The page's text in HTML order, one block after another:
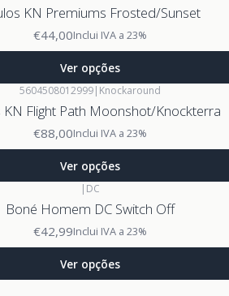
KN Premiums Frosted/Sunset
€44,00Inclui IVA a 23%
Ver opções
5604508012999| Knockaround
KN Flight Path Moonshot/Knockterra
€88,00Inclui IVA a 23%
Ver opções
| DC
Boné Homem DC Switch Off
€42,99Inclui IVA a 23%
Ver opções